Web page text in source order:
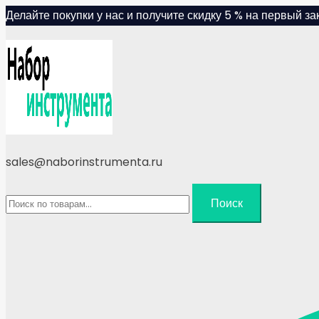
Skip
content
Делайте покупки у нас и получите скидку 5 % на первый
sales@naborinstrumenta.ru
Искать:
Поиск